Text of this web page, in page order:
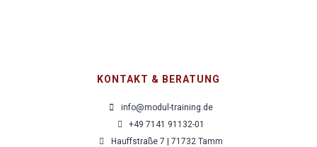
KONTAKT & BERATUNG
info@modul-training.de
+49 7141 91132-01
Hauffstraße 7 | 71732 Tamm